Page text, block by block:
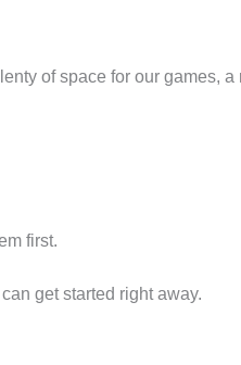
of space for our games, a
first.
get started right away.